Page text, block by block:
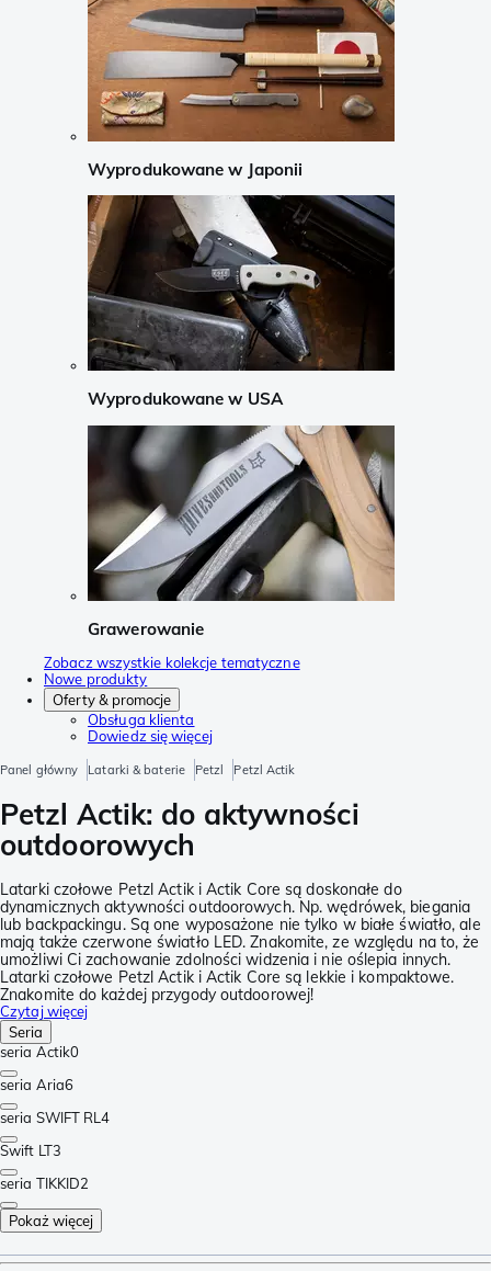
Wyprodukowane w Japonii
Wyprodukowane w USA
Grawerowanie
Zobacz wszystkie kolekcje tematyczne
Nowe produkty
Oferty & promocje
Obsługa klienta
Dowiedz się więcej
Panel główny Latarki & baterie Petzl Petzl Actik
Petzl Actik: do aktywności
outdoorowych
Latarki czołowe Petzl Actik i Actik Core są doskonałe do
dynamicznych aktywności outdoorowych. Np. wędrówek, biegania
lub backpackingu. Są one wyposażone nie tylko w białe światło, ale
mają także czerwone światło LED. Znakomite, ze względu na to, że
umożliwi Ci zachowanie zdolności widzenia i nie oślepia innych.
Latarki czołowe Petzl Actik i Actik Core są lekkie i kompaktowe.
Znakomite do każdej przygody outdoorowej!
Czytaj więcej
Seria
seria Actik0
seria Aria6
seria SWIFT RL4
Swift LT3
seria TIKKID2
Pokaż więcej